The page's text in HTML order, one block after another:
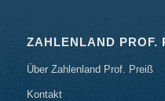
ZAHLENLAND PROF.
Über Zahlenland Prof. Preiß
Kontakt